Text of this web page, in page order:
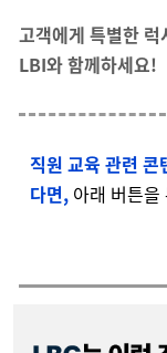
고객에게 특별한
LBI와 함께하세요!
직원 교육 관련
다면, 아래 버튼